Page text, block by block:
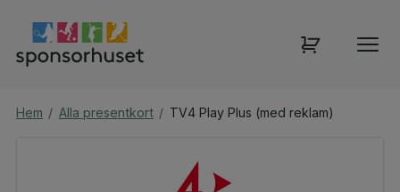
Hem / Alla presentkort / TV4 Play Plus (med reklam)